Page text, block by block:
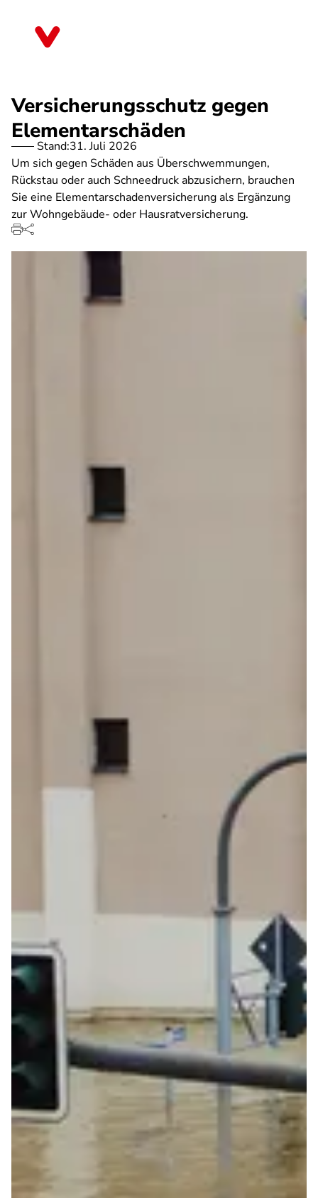
Versicherungsschutz gegen
Elementarschäden
Stand:31. Juli 2026
Um sich gegen Schäden aus Überschwemmungen,
Rückstau oder auch Schneedruck abzusichern, brauchen
Sie eine Elementarschadenversicherung als Ergänzung
zur Wohngebäude- oder Hausratversicherung.